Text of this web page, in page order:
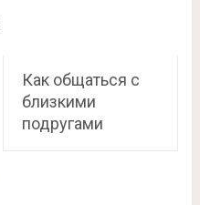
Как общаться с
близкими
подругами